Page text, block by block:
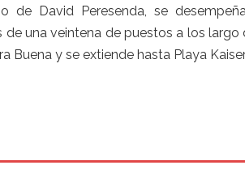
de David Peresenda, se
de una veintena de puestos a los
Buena y se extiende hasta Playa